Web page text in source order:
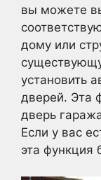
вы можете
дому или
установить
дверей. Эта
дверь
Если у вас
эта функция